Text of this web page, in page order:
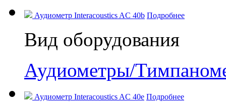
Аудиометр Interacoustics AC 40b Подробнее
Вид оборудования
Аудиометры/
Аудиометр Interacoustics AC 40e Подробнее